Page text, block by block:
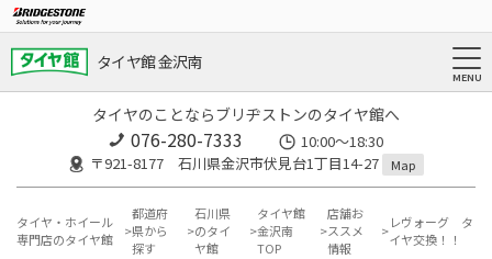
タイヤ館 金沢南
タイヤのことならブリヂストンのタイヤ館へ
076-280-7333
10:00～18:30
〒921-8177 石川県金沢市伏見台1丁目14-27
Map
タイヤ・ホイール
専門店のタイヤ館
都道府
県から
探す
石川県
のタイ
ヤ館
タイヤ館
金沢南
TOP
店舗お
ススメ
情報
レヴォーグ タ
イヤ交換！！